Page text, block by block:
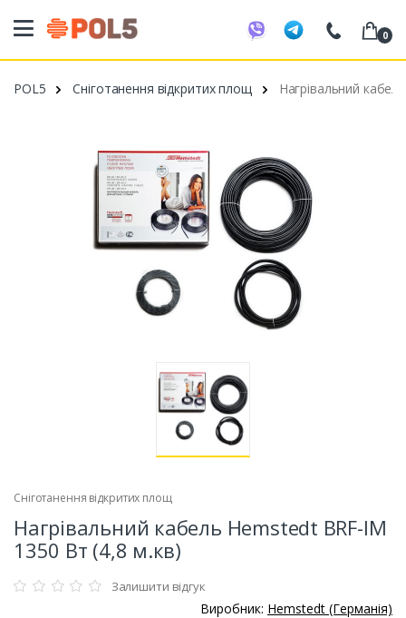
098 20 52 818
099 53 43 210
0
POL5 Сніготанення відкритих площ Нагрівальний
Сніготанення відкритих площ
Нагрівальний кабель Hemstedt BRF-IM
1350 Вт (4,8 м.кв)
Залишити відгук
Виробник: Hemstedt (Германія)